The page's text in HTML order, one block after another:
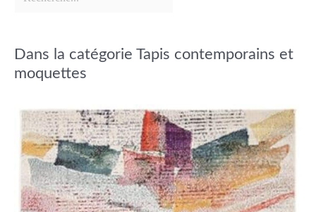
Dans la catégorie Tapis contemporains et
moquettes